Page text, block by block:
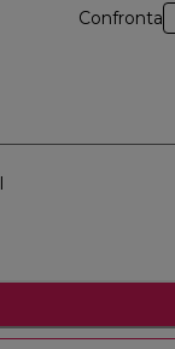
Confronta